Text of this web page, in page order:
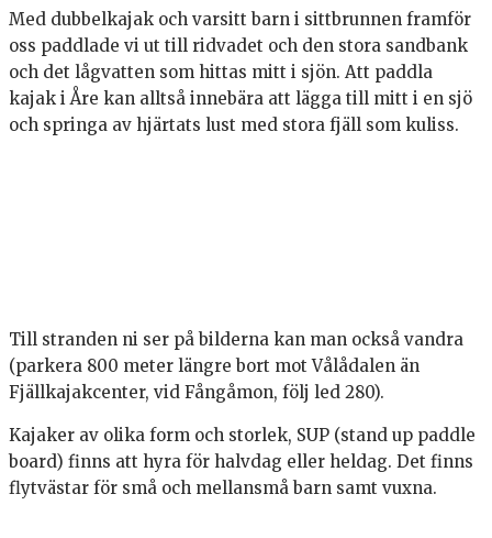
Med dubbelkajak och varsitt barn i sittbrunnen framför
oss paddlade vi ut till ridvadet och den stora sandbank
och det lågvatten som hittas mitt i sjön. Att paddla
kajak i Åre kan alltså innebära att lägga till mitt i en sjö
och springa av hjärtats lust med stora fjäll som kuliss.
Till stranden ni ser på bilderna kan man också vandra
(parkera 800 meter längre bort mot Vålådalen än
Fjällkajakcenter, vid Fångåmon, följ led 280).
Kajaker av olika form och storlek, SUP (stand up paddle
board) finns att hyra för halvdag eller heldag. Det finns
flytvästar för små och mellansmå barn samt vuxna.